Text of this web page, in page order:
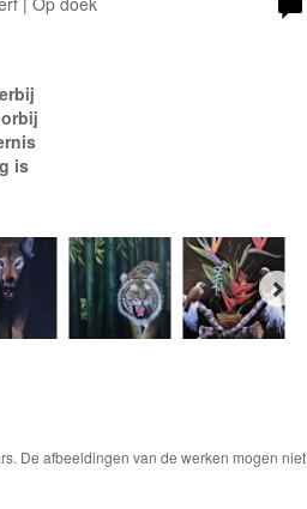
is
De afbeeldingen van de werken mogen niet